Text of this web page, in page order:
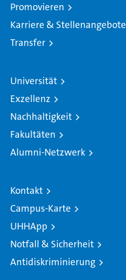
Promovieren
Karriere & Stellenangebote
Transfer
Universität
Exzellenz
Nachhaltigkeit
Fakultäten
Alumni-Netzwerk
Kontakt
Campus-Karte
UHHApp
Notfall & Sicherheit
Antidiskriminierung